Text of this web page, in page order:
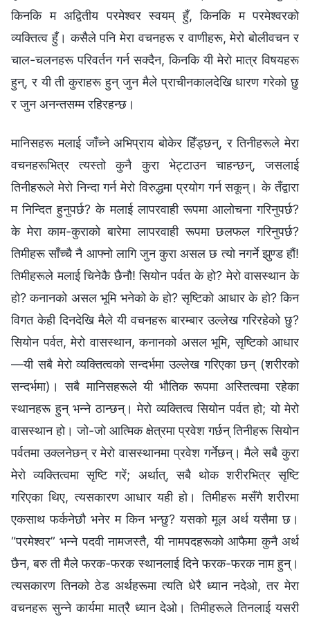
किनकि म अद्वितीय परमेश्‍वर स्वयम्‌ हुँ, किनकि म परमेश्‍वरको
व्यक्तित्व हुँ। कसैले पनि मेरा वचनहरू र वाणीहरू, मेरो बोलीवचन र
चाल-चलनहरू परिवर्तन गर्न सक्दैन, किनकि यी मेरो मात्र विषयहरू
हुन्, र यी ती कुराहरू हुन् जुन मैले प्राचीनकालदेखि धारण गरेको छु
र जुन अनन्तसम्म रहिरहन्छ।
मानिसहरू मलाई जाँच्‍ने अभिप्राय बोकेर हिँड्छन्, र तिनीहरूले मेरा
वचनहरूभित्र त्यस्तो कुनै कुरा भेट्टाउन चाहन्छन्, जसलाई
तिनीहरूले मेरो निन्दा गर्न मेरो विरुद्धमा प्रयोग गर्न सकून्। के तँद्वारा
म निन्‍दित हुनुपर्छ? के मलाई लापरवाही रूपमा आलोचना गरिनुपर्छ?
के मेरा काम-कुराको बारेमा लापरवाही रूपमा छलफल गरिनुपर्छ?
तिमीहरू साँच्‍चै नै आफ्‍नो लागि जुन कुरा असल छ त्यो नगर्ने झुण्ड हौं!
तिमीहरूले मलाई चिनेकै छैनौ! सियोन पर्वत के हो? मेरो वासस्थान के
हो? कनानको असल भूमि भनेको के हो? सृष्टिको आधार के हो? किन
विगत केही दिनदेखि मैले यी वचनहरू बारम्‍बार उल्‍लेख गरिरहेको छु?
सियोन पर्वत, मेरो वासस्थान, कनानको असल भूमि, सृष्टिको आधार
—यी सबै मेरो व्यक्तित्वको सन्दर्भमा उल्‍लेख गरिएका छन् (शरीरको
सन्दर्भमा)। सबै मानिसहरूले यी भौतिक रूपमा अस्तित्वमा रहेका
स्थानहरू हुन् भन्‍ने ठान्छन्। मेरो व्यक्तित्व सियोन पर्वत हो; यो मेरो
वासस्थान हो। जो-जो आत्मिक क्षेत्रमा प्रवेश गर्छन् तिनीहरू सियोन
पर्वतमा उक्लनेछन् र मेरो वासस्थानमा प्रवेश गर्नेछन्। मैले सबै कुरा
मेरो व्यक्तित्वमा सृष्टि गरें; अर्थात्, सबै थोक शरीरभित्र सृष्टि
गरिएका थिए, त्यसकारण आधार यही हो। तिमीहरू मसँगै शरीरमा
एकसाथ फर्कनेछौ भनेर म किन भन्छु? यसको मूल अर्थ यसैमा छ।
“परमेश्‍वर” भन्‍ने पदवी नामजस्तै, यी नामपदहरूको आफैमा कुनै अर्थ
छैन, बरु ती मैले फरक-फरक स्थानलाई दिने फरक-फरक नाम हुन्।
त्यसकारण तिनको ठेड अर्थहरूमा त्यति धेरै ध्यान नदेओ, तर मेरा
वचनहरू सुन्‍ने कार्यमा मात्रै ध्यान देओ। तिमीहरूले तिनलाई यसरी